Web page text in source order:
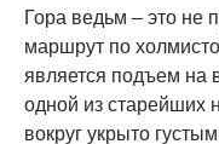
Гора ведьм – это не
маршрут по
является подъем
одной из старейших
вокруг укрыто